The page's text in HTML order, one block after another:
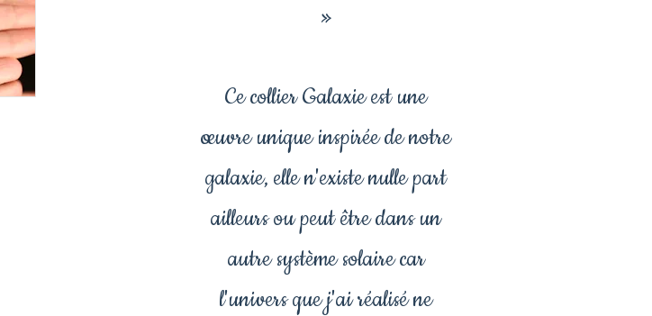
»
Ce collier Galaxie est une
œuvre unique inspirée de notre
galaxie, elle n'existe nulle part
ailleurs ou peut être dans un
autre système solaire car
l'univers que j'ai réalisé ne